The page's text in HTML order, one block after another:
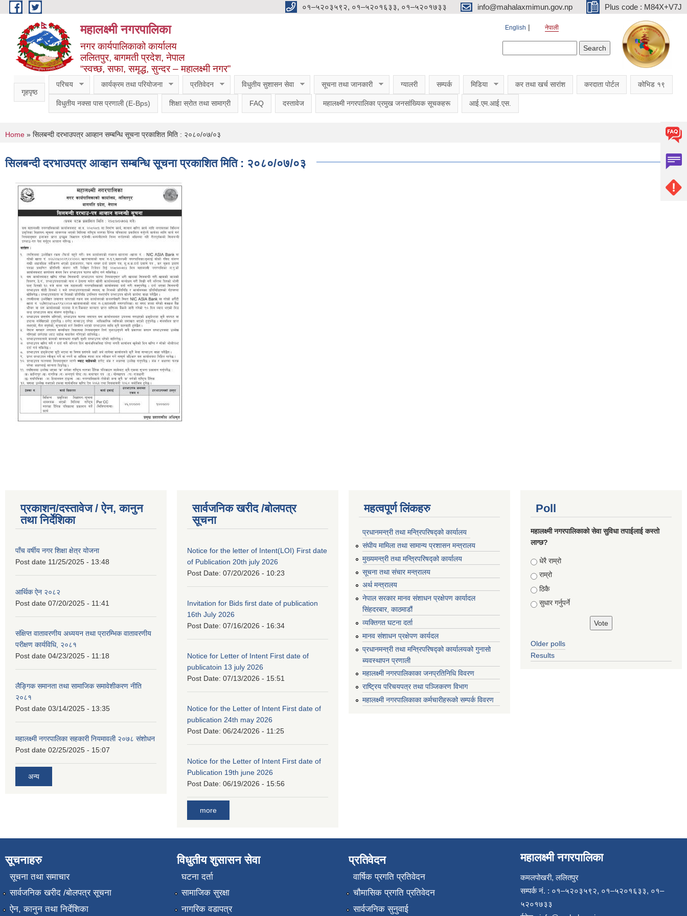
Skip to main content ०१–५२०३५९२, ०१–५२०१६३३, ०१–५२०१७३३ info@mahalaxmimun.gov.np Plus code : M84X+V7J
महालक्ष्मी नगरपालिका
नगर कार्यपालिकाको कार्यालय
ललितपुर, बागमती प्रदेश, नेपाल
“स्वच्छ, सफा, समृद्ध, सुन्दर – महालक्ष्मी नगर”
English नेपाली
गृहपृष्ठ
परिचय कार्यक्रम तथा परियोजना प्रतिवेदन विधुतीय सुशासन सेवा सूचना तथा जानकारी ग्यालरी सम्पर्क मिडिया कर तथा खर्च सारांश करदाता पोर्टल कोभिड १९
विधुतीय नक्सा पास प्रणाली (E-Bps) शिक्षा स्रोत तथा सामाग्री FAQ दस्तावेज महालक्ष्मी नगरपालिका प्रमुख जनसांख्यिक सूचकहरू आई.एम.आई.एस.
You are here
Home » सिलबन्दी दरभाउपत्र आव्हान सम्बन्धि सूचना प्रकाशित मिति : २०८०/०७/०३
सिलबन्दी दरभाउपत्र आव्हान सम्बन्धि सूचना प्रकाशित मिति : २०८०/०७/०३
प्रकाशन/दस्तावेज / ऐन, कानुन
तथा निर्देशिका
पाँच वर्षीय नगर शिक्षा क्षेत्र योजना
Post date 11/25/2025 - 13:48
आर्थिक ऐन २०८२
Post date 07/20/2025 - 11:41
संक्षिप्त वातावरणीय अध्ययन तथा प्रारम्भिक वातावरणीय
परीक्षण कार्यविधि, २०८१
Post date 04/23/2025 - 11:18
लैङ्गिक समानता तथा सामाजिक समावेशीकरण नीति
२०८१
Post date 03/14/2025 - 13:35
महालक्ष्मी नगरपालिका सहकारी नियमावली २०७८ संशोधन
Post date 02/25/2025 - 15:07
अन्य
सार्वजनिक खरीद /बोलपत्र
सूचना
Notice for the letter of Intent(LOI) First date
of Publication 20th july 2026
Post Date: 07/20/2026 - 10:23
Invitation for Bids first date of publication
16th July 2026
Post Date: 07/16/2026 - 16:34
Notice for Letter of Intent First date of
publicatoin 13 july 2026
Post Date: 07/13/2026 - 15:51
Notice for the Letter of Intent First date of
publication 24th may 2026
Post Date: 06/24/2026 - 11:25
Notice for the Letter of Intent First date of
Publication 19th june 2026
Post Date: 06/19/2026 - 15:56
more
महत्वपूर्ण लिंकहरु
प्रधानमन्त्री तथा मन्त्रिपरिषद्को कार्यालय
संघीय मामिला तथा सामान्य प्रशासन मन्त्रालय
मुख्यमन्त्री तथा मन्त्रिपरिषद्को कार्यालय
सूचना तथा संचार मन्त्रालय
अर्थ मन्त्रालय
नेपाल सरकार मानव संशाधन प्रक्षेपण कार्यादल
सिंहदरबार, काठमाडौं
व्यक्तिगत घटना दर्ता
मानव संशाधन प्रक्षेपण कार्यदल
प्रधानमन्त्री तथा मन्त्रिपरिषद्को कार्यालयको गुनासो
ब्यवस्थापन प्रणाली
महालक्ष्मी नगरपालिकाका जनप्रतिनिधि विवरण
राष्ट्रिय परिचयपत्र तथा पञ्जिकरण विभाग
महालक्ष्मी नगरपालिकाका कर्मचारीहरूको सम्पर्क विवरण
Poll
महालक्ष्मी नगरपालिकाको सेवा सुविधा तपाईलाई कस्तो
लाग्छ?
Choices
धेरै राम्रो
राम्रो
ठिकै
सुधार गर्नुपर्ने
Older polls
Results
सूचनाहरु
सूचना तथा समाचार
सार्वजनिक खरीद /बोलपत्र सूचना
ऐन, कानुन तथा निर्देशिका
विधुतीय शुसासन सेवा
घटना दर्ता
सामाजिक सुरक्षा
नागरिक वडापत्र
प्रतिवेदन
वार्षिक प्रगति प्रतिवेदन
चौमासिक प्रगति प्रतिवेदन
सार्वजनिक सुनुवाई
महालक्ष्मी नगरपालिका
कमलपोखरी, ललितपुर
सम्पर्क नं. : ०१–५२०३५९२, ०१–५२०१६३३, ०१–
५२०१७३३